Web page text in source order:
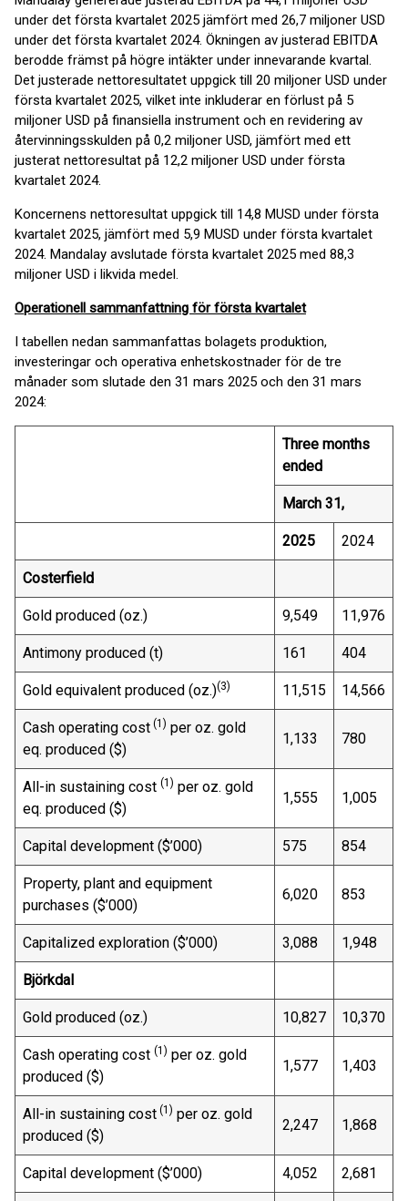
under det första kvartalet 2025 jämfört med 26,7 miljoner USD
under det första kvartalet 2024. Ökningen av justerad EBITDA
berodde främst på högre intäkter under innevarande kvartal.
Det justerade nettoresultatet uppgick till 20 miljoner USD under
första kvartalet 2025, vilket inte inkluderar en förlust på 5
miljoner USD på finansiella instrument och en revidering av
återvinningsskulden på 0,2 miljoner USD, jämfört med ett
justerat nettoresultat på 12,2 miljoner USD under första
kvartalet 2024.
Koncernens nettoresultat uppgick till 14,8 MUSD under första
kvartalet 2025, jämfört med 5,9 MUSD under första kvartalet
2024. Mandalay avslutade första kvartalet 2025 med 88,3
miljoner USD i likvida medel.
Operationell sammanfattning för första kvartalet
I tabellen nedan sammanfattas bolagets produktion,
investeringar och operativa enhetskostnader för de tre
månader som slutade den 31 mars 2025 och den 31 mars
2024:
Three months
ended
March 31,
2025 2024
Costerfield
Gold produced (oz.) 9,549 11,976
Antimony produced (t) 161 404
Gold equivalent produced (oz.)(3) 11,515 14,566
Cash operating cost (1) per oz. gold
eq. produced ($)
1,133 780
All-in sustaining cost (1) per oz. gold
eq. produced ($)
1,555 1,005
Capital development ($’000) 575 854
Property, plant and equipment
purchases ($’000)
6,020 853
Capitalized exploration ($’000) 3,088 1,948
Björkdal
Gold produced (oz.) 10,827 10,370
Cash operating cost (1) per oz. gold
produced ($)
1,577 1,403
All-in sustaining cost (1) per oz. gold
produced ($)
2,247 1,868
Capital development ($’000) 4,052 2,681